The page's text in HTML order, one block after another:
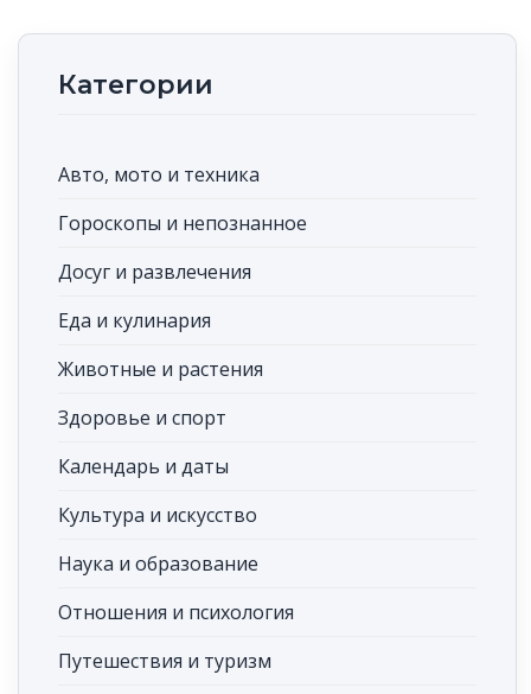
Категории
Авто, мото и техника
Гороскопы и непознанное
Досуг и развлечения
Еда и кулинария
Животные и растения
Здоровье и спорт
Календарь и даты
Культура и искусство
Наука и образование
Отношения и психология
Путешествия и туризм